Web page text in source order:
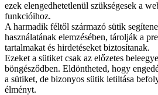
ezek elengedhetetlenül szükségesek a
funkcióihoz.
A harmadik féltől származó sütik
használatának elemzésében, tárolják a
tartalmakat és hirdetéseket biztosítanak.
Ezeket a sütiket csak az előzetes
böngésződben. Eldöntheted, hogy
a sütiket, de bizonyos sütik letiltása
élményt.